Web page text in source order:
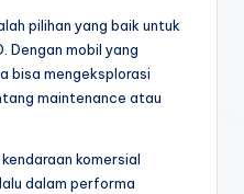
pilihan yang baik untuk
Dengan mobil yang
bisa mengeksplorasi
maintenance atau
komersial
dalam performa